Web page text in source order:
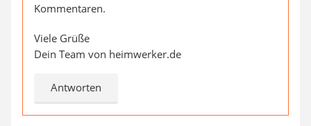
Kommentaren.
Viele Grüße
Dein Team von heimwerker.de
Antworten